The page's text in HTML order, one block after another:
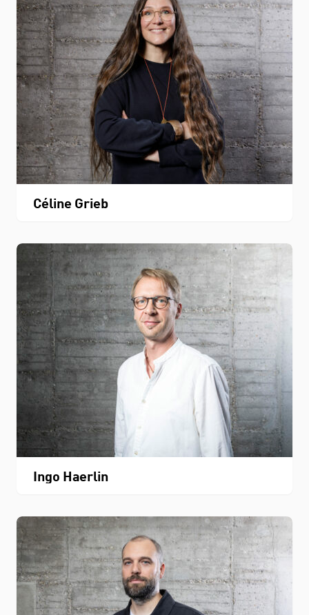
Céline Grieb
Ingo Haerlin